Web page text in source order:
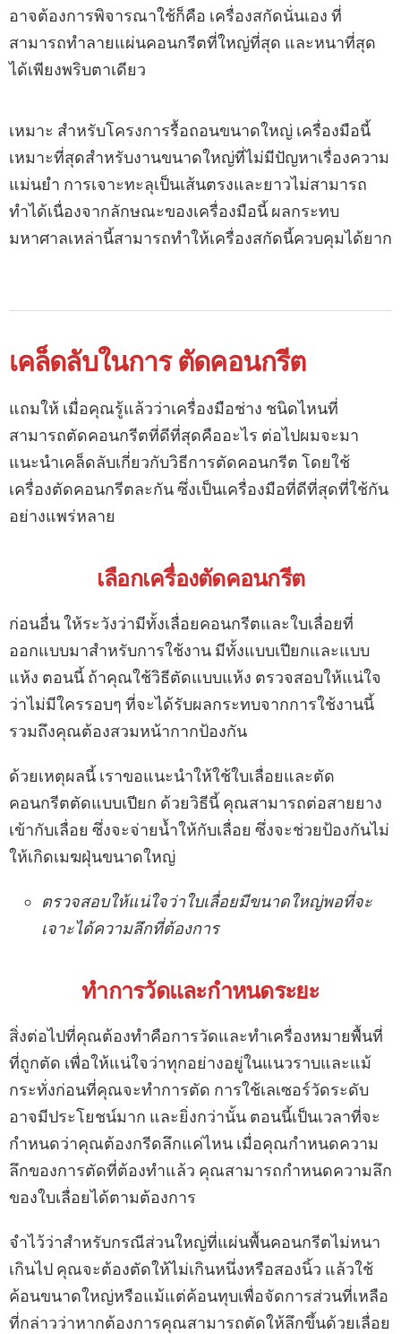
อาจต้องการพิจารณาใช้ก็คือ เครื่องสกัดนั่นเอง ที่
สามารถทำลายแผ่นคอนกรีตที่ใหญ่ที่สุด และหนาที่สุด
ได้เพียงพริบตาเดียว
เหมาะ สำหรับโครงการรื้อถอนขนาดใหญ่ เครื่องมือนี้
เหมาะที่สุดสำหรับงานขนาดใหญ่ที่ไม่มีปัญหาเรื่องความ
แม่นยำ การเจาะทะลุเป็นเส้นตรงและยาวไม่สามารถ
ทำได้เนื่องจากลักษณะของเครื่องมือนี้ ผลกระทบ
มหาศาลเหล่านี้สามารถทำให้เครื่องสกัดนี้ควบคุมได้ยาก
เคล็ดลับในการ ตัดคอนกรีต
แถมให้ เมื่อคุณรู้แล้วว่าเครื่องมือช่าง ชนิดไหนที่
สามารถตัดคอนกรีตที่ดีที่สุดคืออะไร ต่อไปผมจะมา
แนะนำเคล็ดลับเกี่ยวกับวิธีการตัดคอนกรีต โดยใช้
เครื่องตัดคอนกรีตละกัน ซึ่งเป็นเครื่องมือที่ดีที่สุดที่ใช้กัน
อย่างแพร่หลาย
เลือกเครื่องตัดคอนกรีต
ก่อนอื่น ให้ระวังว่ามีทั้งเลื่อยคอนกรีตและใบเลื่อยที่
ออกแบบมาสำหรับการใช้งาน มีทั้งแบบเปียกและแบบ
แห้ง ตอนนี้ ถ้าคุณใช้วิธีตัดแบบแห้ง ตรวจสอบให้แน่ใจ
ว่าไม่มีใครรอบๆ ที่จะได้รับผลกระทบจากการใช้งานนี้
รวมถึงคุณต้องสวมหน้ากากป้องกัน
ด้วยเหตุผลนี้ เราขอแนะนำให้ใช้ใบเลื่อยและตัด
คอนกรีตตัดแบบเปียก ด้วยวิธีนี้ คุณสามารถต่อสายยาง
เข้ากับเลื่อย ซึ่งจะจ่ายน้ำให้กับเลื่อย ซึ่งจะช่วยป้องกันไม่
ให้เกิดเมฆฝุ่นขนาดใหญ่
ตรวจสอบให้แน่ใจว่าใบเลื่อยมีขนาดใหญ่พอที่จะ
เจาะได้ความลึกที่ต้องการ
ทำการวัดและกำหนดระยะ
สิ่งต่อไปที่คุณต้องทำคือการวัดและทำเครื่องหมายพื้นที่
ที่ถูกตัด เพื่อให้แน่ใจว่าทุกอย่างอยู่ในแนวราบและแม้
กระทั่งก่อนที่คุณจะทำการตัด การใช้เลเซอร์วัดระดับ
อาจมีประโยชน์มาก และยิ่งกว่านั้น ตอนนี้เป็นเวลาที่จะ
กำหนดว่าคุณต้องกรีดลึกแค่ไหน เมื่อคุณกำหนดความ
ลึกของการตัดที่ต้องทำแล้ว คุณสามารถกำหนดความลึก
ของใบเลื่อยได้ตามต้องการ
จำไว้ว่าสำหรับกรณีส่วนใหญ่ที่แผ่นพื้นคอนกรีตไม่หนา
เกินไป คุณจะต้องตัดให้ไม่เกินหนึ่งหรือสองนิ้ว แล้วใช้
ค้อนขนาดใหญ่หรือแม้แต่ค้อนทุบเพื่อจัดการส่วนที่เหลือ
ที่กล่าวว่าหากต้องการคุณสามารถตัดให้ลึกขึ้นด้วยเลื่อย